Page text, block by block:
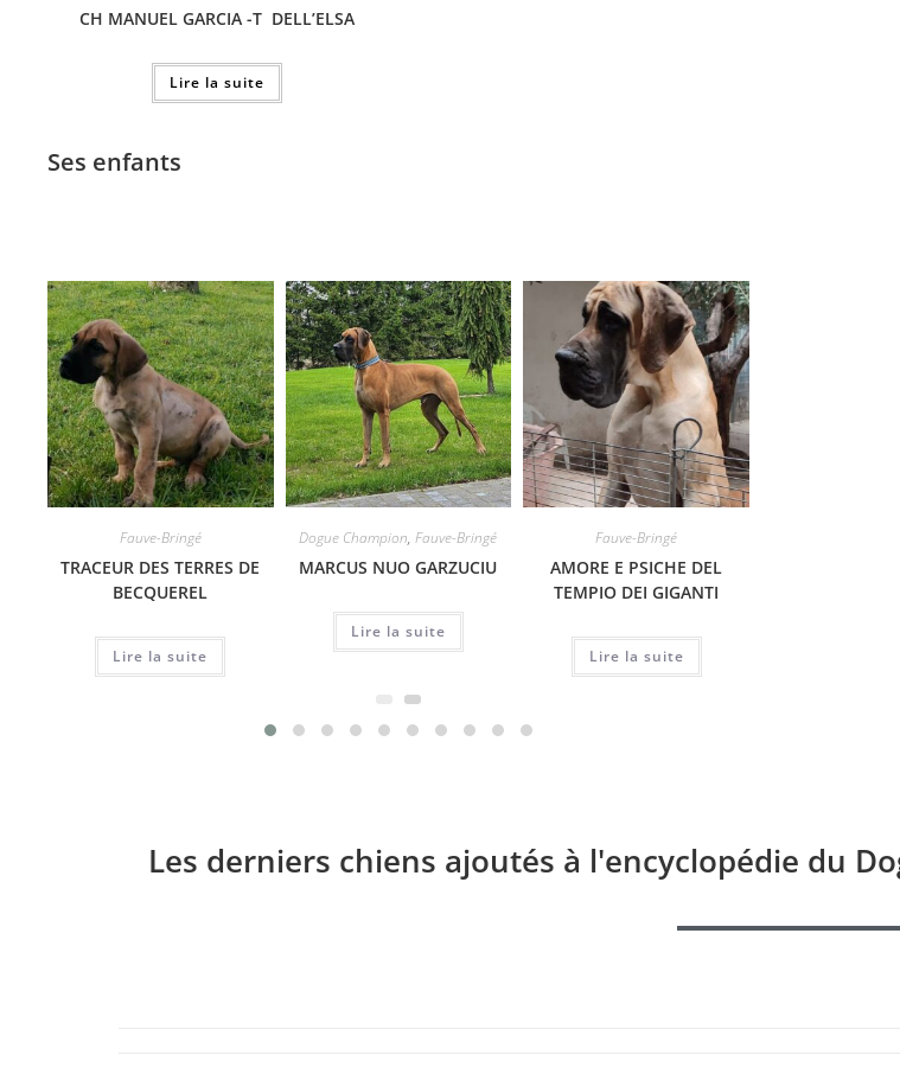
CH MANUEL GARCIA -T DELL’ELSA
Lire la suite
Ses enfants
Fauve-Bringé
TRACEUR DES TERRES DE
BECQUEREL
Lire la suite
Dogue Champion,Fauve-Bringé
MARCUS NUO GARZUCIU
Lire la suite
Fauve-Bringé
AMORE E PSICHE DEL
TEMPIO DEI GIGANTI
Lire la suite
Les derniers chiens ajoutés à l'encyclopédie du